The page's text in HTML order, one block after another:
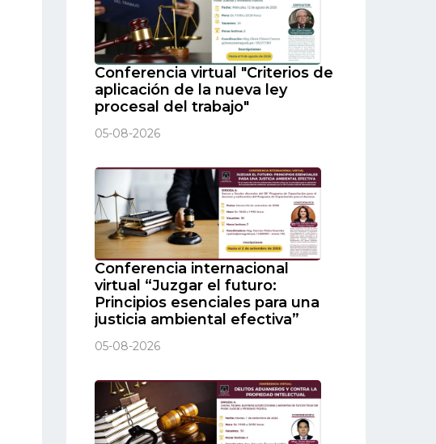
Conferencia virtual "Criterios de
aplicación de la nueva ley
procesal del trabajo"
05-08-2026
Conferencia internacional
virtual “Juzgar el futuro:
Principios esenciales para una
justicia ambiental efectiva”
05-08-2026